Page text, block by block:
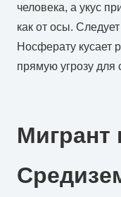
человека, а укус
как от осы.
Носферату кусает
прямую угрозу для
Мигрант